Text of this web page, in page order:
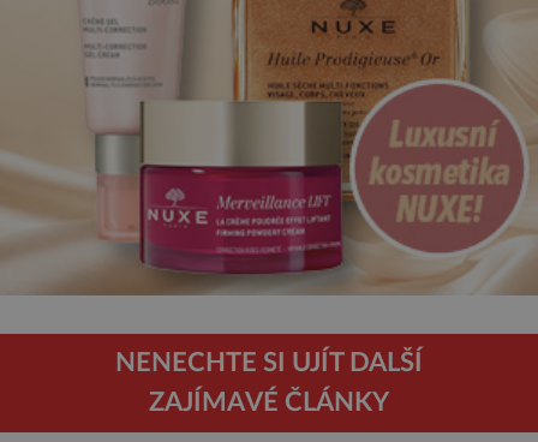
NENECHTE SI UJÍT DALŠÍ
ZAJÍMAVÉ ČLÁNKY